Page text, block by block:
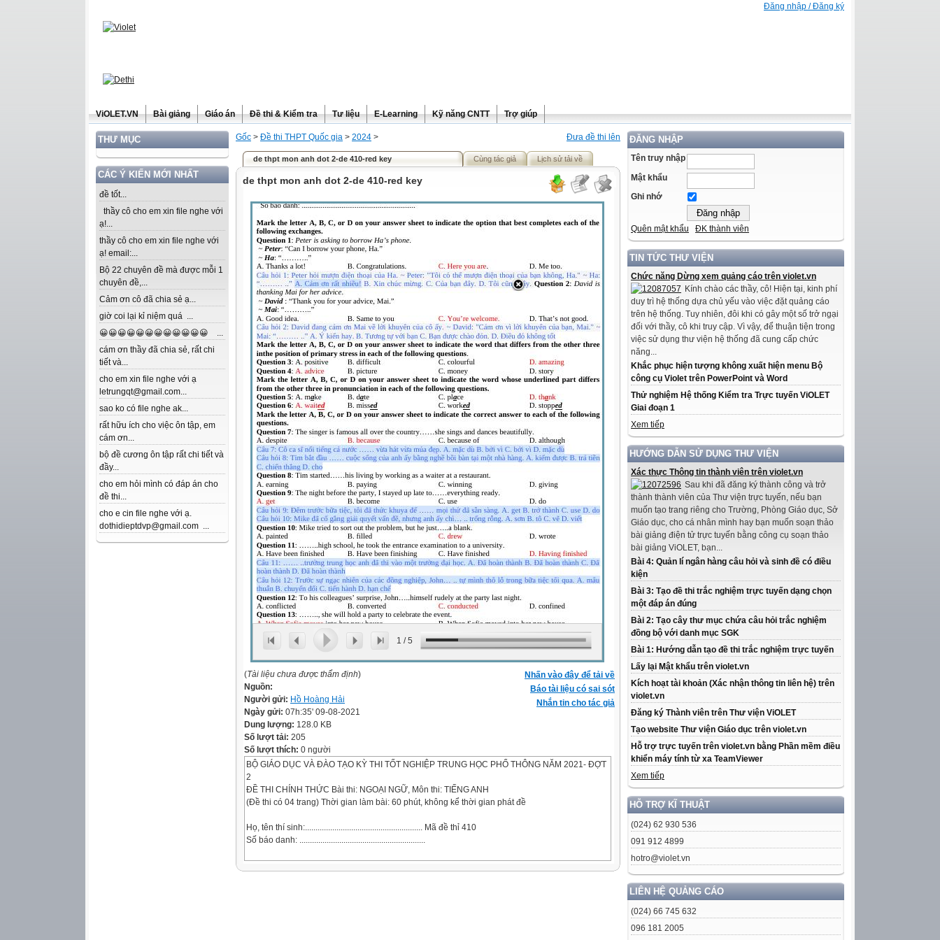
Đăng nhập / Đăng ký
ViOLET.VN Bài giảng Giáo án Đề thi & Kiểm tra Tư liệu E-Learning Kỹ năng CNTT Trợ giúp
THƯ MỤC
CÁC Ý KIẾN MỚI NHẤT
đề tốt...
thầy cô cho em xin file nghe với
ạ!...
thầy cô cho em xin file nghe với
ạ! email:...
Bộ 22 chuyên đề mà được mỗi 1
chuyên đề,...
Cảm ơn cô đã chia sẻ ạ...
giờ coi lại kỉ niệm quá ...
😀😀😀😀😀😀😀😀😀😀😀😀 ...
cám ơn thầy đã chia sẻ, rất chi
tiết và...
cho em xin file nghe với ạ
letrungqt@gmail.com...
sao ko có file nghe ak...
rất hữu ích cho việc ôn tập, em
cám ơn...
bộ đề cương ôn tập rất chi tiết và
đầy...
cho em hỏi mình có đáp án cho
đề thi...
cho e cin file nghe với ạ.
dothidieptdvp@gmail.com ...
ĐĂNG NHẬP
Tên truy nhập
Mật khẩu
Ghi nhớ
Quên mật khẩu ĐK thành viên
TIN TỨC THƯ VIỆN
Chức năng Dừng xem quảng cáo trên violet.vn
Kính chào các thầy, cô! Hiện tại, kinh phí
duy trì hệ thống dựa chủ yếu vào việc đặt quảng cáo
trên hệ thống. Tuy nhiên, đôi khi có gây một số trở ngại
đối với thầy, cô khi truy cập. Vì vậy, để thuận tiện trong
việc sử dụng thư viện hệ thống đã cung cấp chức
năng...
Khắc phục hiện tượng không xuất hiện menu Bộ
công cụ Violet trên PowerPoint và Word
Thử nghiệm Hệ thống Kiểm tra Trực tuyến ViOLET
Giai đoạn 1
Xem tiếp
HƯỚNG DẪN SỬ DỤNG THƯ VIỆN
Xác thực Thông tin thành viên trên violet.vn
Sau khi đã đăng ký thành công và trở
thành thành viên của Thư viện trực tuyến, nếu bạn
muốn tạo trang riêng cho Trường, Phòng Giáo dục, Sở
Giáo dục, cho cá nhân mình hay bạn muốn soạn thảo
bài giảng điện tử trực tuyến bằng công cụ soạn thảo
bài giảng ViOLET, bạn...
Bài 4: Quản lí ngân hàng câu hỏi và sinh đề có điều
kiện
Bài 3: Tạo đề thi trắc nghiệm trực tuyến dạng chọn
một đáp án đúng
Bài 2: Tạo cây thư mục chứa câu hỏi trắc nghiệm
đồng bộ với danh mục SGK
Bài 1: Hướng dẫn tạo đề thi trắc nghiệm trực tuyến
Lấy lại Mật khẩu trên violet.vn
Kích hoạt tài khoản (Xác nhận thông tin liên hệ) trên
violet.vn
Đăng ký Thành viên trên Thư viện ViOLET
Tạo website Thư viện Giáo dục trên violet.vn
Hỗ trợ trực tuyến trên violet.vn bằng Phần mềm điều
khiển máy tính từ xa TeamViewer
Xem tiếp
HỖ TRỢ KĨ THUẬT
(024) 62 930 536
091 912 4899
hotro@violet.vn
LIÊN HỆ QUẢNG CÁO
(024) 66 745 632
096 181 2005
Đưa đề thi lên
Gốc > Đề thi THPT Quốc gia > 2024 >
de thpt mon anh dot 2-de 410-red key Cùng tác giả Lịch sử tải về
de thpt mon anh dot 2-de 410-red key
1 /5
Nhấn vào đây để tải về
Báo tài liệu có sai sót
Nhắn tin cho tác giả
(Tài liệu chưa được thẩm định)
Nguồn:
Người gửi: Hồ Hoàng Hải
Ngày gửi: 07h:35' 09-08-2021
Dung lượng: 128.0 KB
Số lượt tải: 205
Số lượt thích: 0 người
BỘ GIÁO DỤC VÀ ĐÀO TẠO KỲ THI TỐT NGHIỆP TRUNG HỌC PHỔ THÔNG NĂM 2021- ĐỢT
2
ĐỀ THI CHÍNH THỨC Bài thi: NGOẠI NGỮ, Môn thi: TIẾNG ANH
(Đề thi có 04 trang) Thời gian làm bài: 60 phút, không kể thời gian phát đề
Họ, tên thí sinh:........................................................ Mã đề thỉ 410
Số báo danh: ............................................................